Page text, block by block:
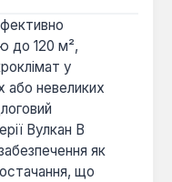
до 120 м²,
у
або невеликих
Вулкан В
як
що